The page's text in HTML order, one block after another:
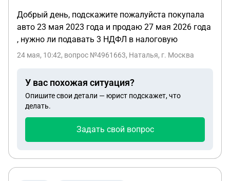
Добрый день, подскажите пожалуйста покупала
авто 23 мая 2023 года и продаю 27 мая 2026 года
, нужно ли подавать 3 НДФЛ в налоговую
24 мая, 10:42, вопрос №4961663, Наталья, г. Москва
У вас похожая ситуация?
Опишите свои детали — юрист подскажет, что
делать.
Задать свой вопрос